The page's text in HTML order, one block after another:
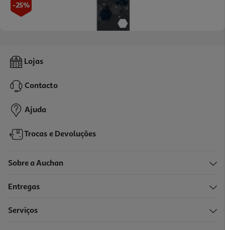
-25%
Caderno Agrafado Pautado A5 Auchan Preto 48 Folhas
Price reduced from
1,99 €to
1,49 €
Lojas
Contacto
Ajuda
Trocas e Devoluções
Sobre a Auchan
Entregas
Serviços